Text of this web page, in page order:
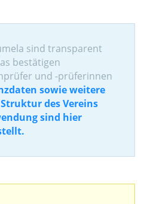
sind transparent
bestätigen
und -prüferinnen
sowie weitere
des Vereins
sind hier